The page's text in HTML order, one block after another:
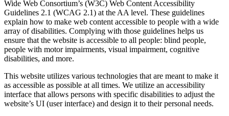
Wide Web Consortium’s (W3C) Web Content Accessibility
Guidelines 2.1 (WCAG 2.1) at the AA level. These guidelines
explain how to make web content accessible to people with a wide
array of disabilities. Complying with those guidelines helps us
ensure that the website is accessible to all people: blind people,
people with motor impairments, visual impairment, cognitive
disabilities, and more.
This website utilizes various technologies that are meant to make it
as accessible as possible at all times. We utilize an accessibility
interface that allows persons with specific disabilities to adjust the
website’s UI (user interface) and design it to their personal needs.